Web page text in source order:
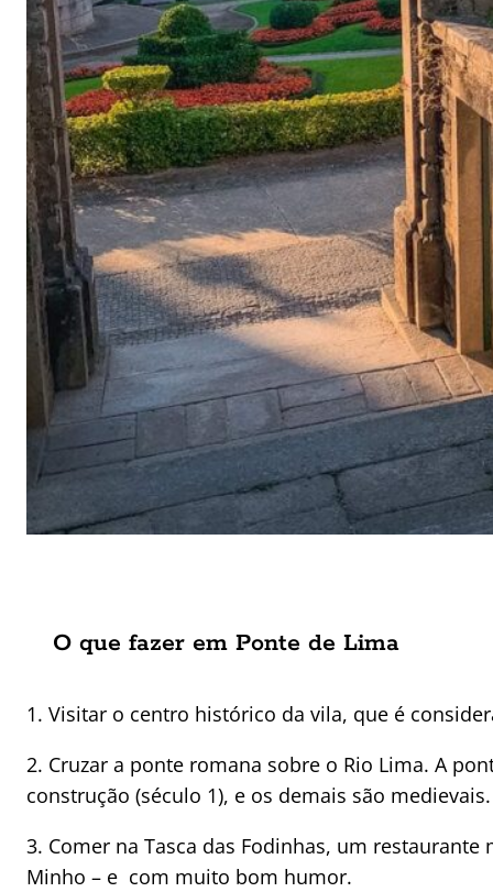
O que fazer em Ponte de Lima
1. Visitar o centro histórico da vila, que é
2. Cruzar a ponte romana sobre o Rio Lima. A
construção (século 1), e os demais são
3. Comer na Tasca das Fodinhas, um
Minho – e com muito bom humor.